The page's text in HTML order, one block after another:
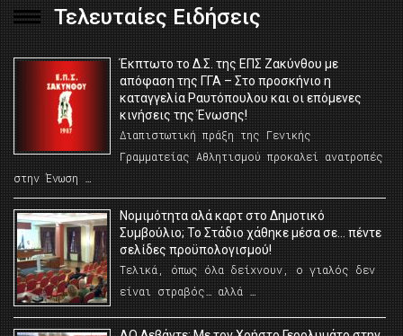
Τελευταίες Ειδήσεις
Έκπτωτο το Δ.Σ. της ΕΠΣ Ζακύνθου με
απόφαση της ΓΓΑ – Στο προσκήνιο η
καταγγελία Ραυτόπουλου και οι επόμενες
κινήσεις της Ένωσης!
Διαπιστωτική πράξη της Γενικής
Γραμματείας Αθλητισμού προκαλεί ανατροπές
στην Ένωση …
Νομιμότητα αλά καρτ στο Δημοτικό
Συμβούλιο; Το Στάδιο χάθηκε μέσα σε… πέντε
σελίδες προϋπολογισμού!
Τελικά, όπως όλα δείχνουν, ο γιαλός δεν
είναι στραβός… αλλά …